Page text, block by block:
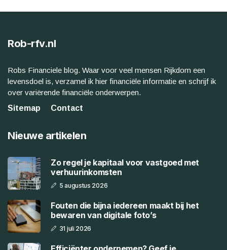
Rob-rfv.nl
Robs Financiele blog. Waar voor veel mensen Rijkdom een
levensdoel is, verzamel ik hier financiële informatie en schrijf ik
over variërende financiële onderwerpen.
Sitemap
Contact
Nieuwe artikelen
Zo regel je kapitaal voor vastgoed met
verhuurinkomsten
5 augustus 2026
Fouten die bijna iedereen maakt bij het
bewaren van digitale foto’s
31 juli 2026